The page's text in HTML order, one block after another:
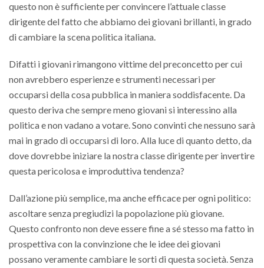
questo non è sufficiente per convincere l’attuale classe
dirigente del fatto che abbiamo dei giovani brillanti, in grado
di cambiare la scena politica italiana.
Difatti i giovani rimangono vittime del preconcetto per cui
non avrebbero esperienze e strumenti necessari per
occuparsi della cosa pubblica in maniera soddisfacente. Da
questo deriva che sempre meno giovani si interessino alla
politica e non vadano a votare. Sono convinti che nessuno sarà
mai in grado di occuparsi di loro. Alla luce di quanto detto, da
dove dovrebbe iniziare la nostra classe dirigente per invertire
questa pericolosa e improduttiva tendenza?
Dall’azione più semplice, ma anche efficace per ogni politico:
ascoltare senza pregiudizi la popolazione più giovane.
Questo confronto non deve essere fine a sé stesso ma fatto in
prospettiva con la convinzione che le idee dei giovani
possano veramente cambiare le sorti di questa società. Senza